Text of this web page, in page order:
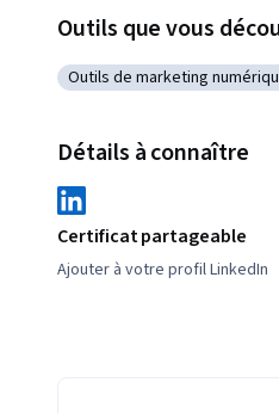
Outils que vous
Catégorie : Outils de
Outils de marketing
Détails à connaître
Certificat partageable
Ajouter à votre profil LinkedIn